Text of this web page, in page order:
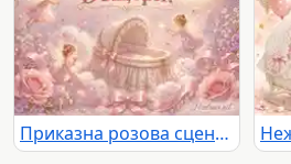
Приказна розова сцена с феи, бебешка люлка и надпис „Честита Дъщеря!“